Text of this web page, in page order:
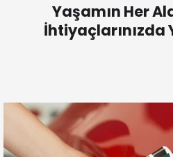
Yaşamın Her
İhtiyaçlarınızda